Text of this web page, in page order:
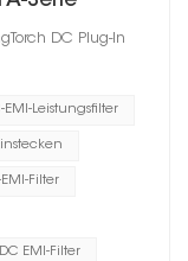
DC Plug-In
EMI-Leistungsfilter
Filter
EMI-Filter